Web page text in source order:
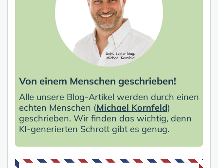
Von einem Menschen geschrieben!
Alle unsere Blog-Artikel werden durch einen
echten Menschen (Michael Kornfeld)
geschrieben. Wir finden das wichtig, denn
KI-generierten Schrott gibt es genug.